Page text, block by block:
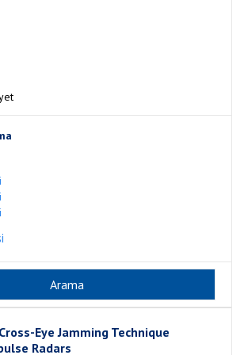
Eye Jamming Technique
Radars